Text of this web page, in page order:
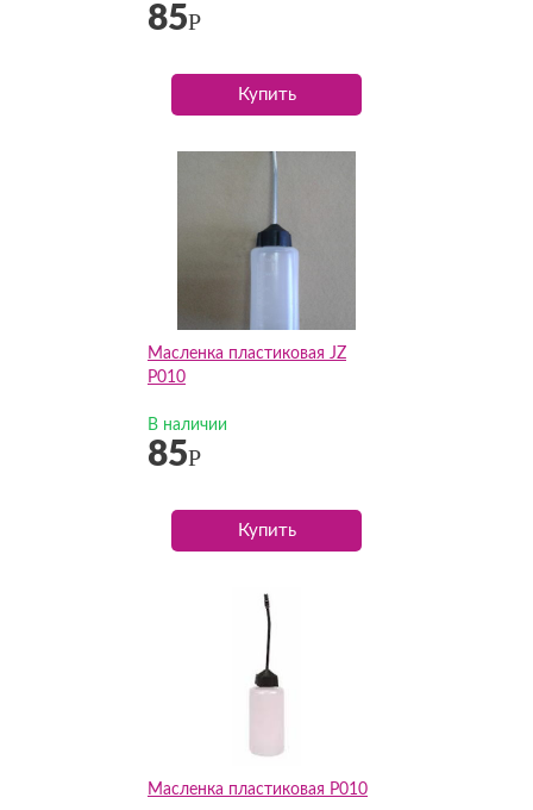
85Р
Купить
Масленка пластиковая JZ
P010
В наличии
85Р
Купить
Масленка пластиковая P010